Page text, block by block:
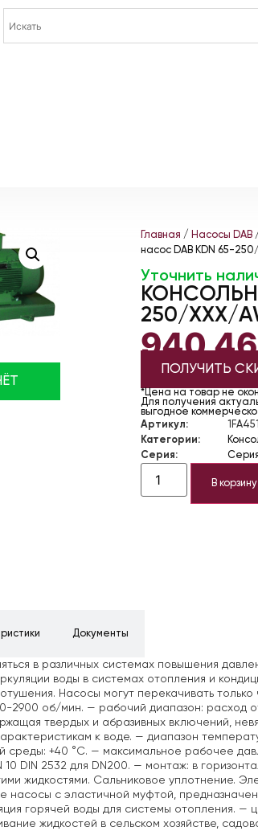
Главная / Насосы DAB/
насос DAB KDN 65-
Уточнить
250/XXX/
940
ПОЛУЧИТЬ
*Цена на товар не
Для получения
выгодное
Артикул:
Категории:
Серия:
В корзину
Документы
в различных системах повышения
воды в системах отопления и
Насосы могут перекачивать
2900 об/мин. — рабочий диапазон: расход
твердых и абразивных включений,
к воде. — диапазон
среды: +40 °C. — максимальное рабочее
DIN 2532 для DN200. — монтаж: в
жидкостями. Сальниковое уплотнение.
насосы с эластичной муфтой,
горячей воды для системы отопления. —
жидкостей в сельском хозяйстве,